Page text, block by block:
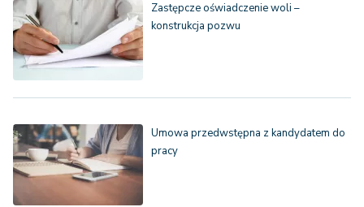
Zastępcze oświadczenie woli –
konstrukcja pozwu
Umowa przedwstępna z kandydatem do
pracy